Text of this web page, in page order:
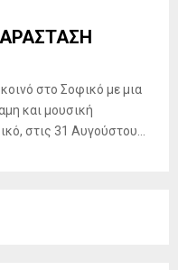
στο Σοφικό με μια
και μουσική
στις 31 Αυγούστου...